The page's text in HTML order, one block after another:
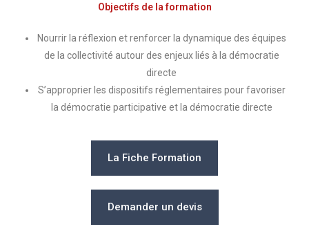
Objectifs de la formation
Nourrir la réflexion et renforcer la dynamique des équipes
de la collectivité autour des enjeux liés à la démocratie
directe
S’approprier les dispositifs réglementaires pour favoriser
la démocratie participative et la démocratie directe
La Fiche Formation
Demander un devis